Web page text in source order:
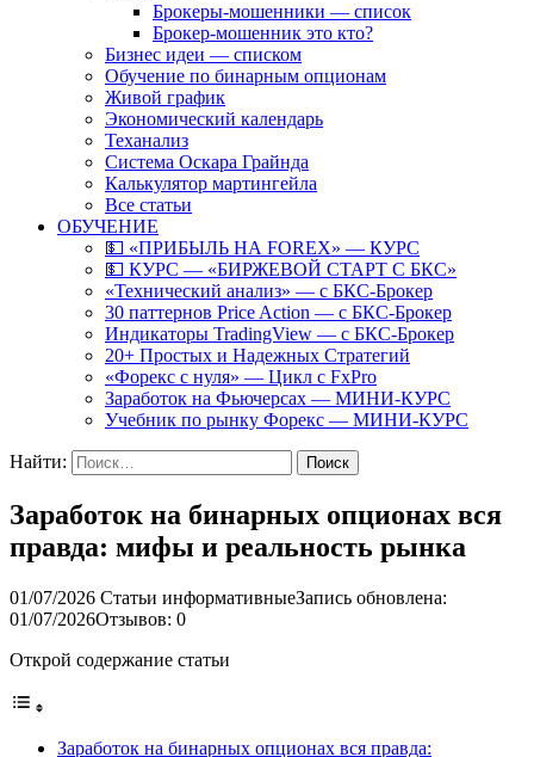
Брокеры-мошенники — список
Брокер-мошенник это кто?
Бизнес идеи — списком
Обучение по бинарным опционам
Живой график
Экономический календарь
Теханализ
Система Оскара Грайнда
Калькулятор мартингейла
Все статьи
ОБУЧЕНИЕ
💵 «ПРИБЫЛЬ НА FOREX» — КУРС
💵 КУРС — «БИРЖЕВОЙ СТАРТ С БКС»
«Технический анализ» — с БКС-Брокер
30 паттернов Price Action — с БКС-Брокер
Индикаторы TradingView — с БКС-Брокер
20+ Простых и Надежных Стратегий
«Форекс с нуля» — Цикл с FxPro
Заработок на Фьючерсах — МИНИ-КУРС
Учебник по рынку Форекс — МИНИ-КУРС
Найти:
Заработок на бинарных опционах вся
правда: мифы и реальность рынка
01/07/2026 Статьи информативныеЗапись обновлена:
01/07/2026Отзывов: 0
Открой содержание статьи
Заработок на бинарных опционах вся правда: